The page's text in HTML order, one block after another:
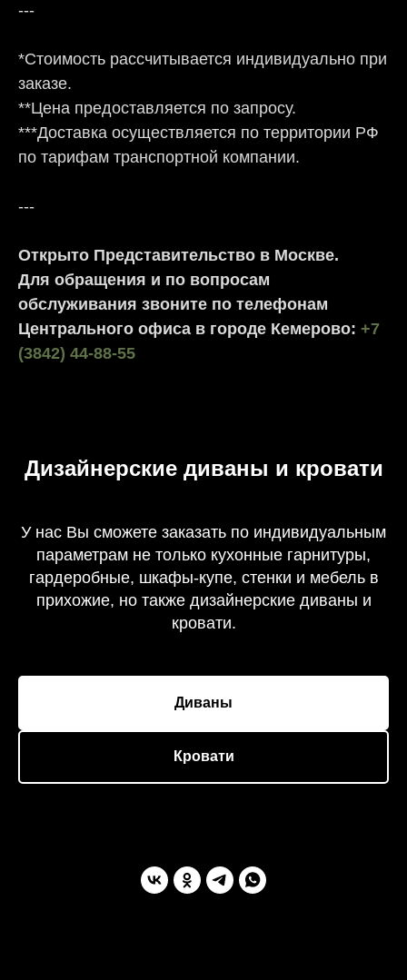
---
*Стоимость рассчитывается индивидуально при
заказе.
**Цена предоставляется по запросу.
***Доставка осуществляется по территории РФ
по тарифам транспортной компании.
---
Открыто Представительство в Москве.
Для обращения и по вопросам
обслуживания звоните по телефонам
Центрального офиса в городе Кемерово: +7
(3842) 44-88-55
Дизайнерские диваны и кровати
У нас Вы сможете заказать по индивидуальным
параметрам не только кухонные гарнитуры,
гардеробные, шкафы-купе, стенки и мебель в
прихожие, но также дизайнерские диваны и
кровати.
Диваны
Кровати